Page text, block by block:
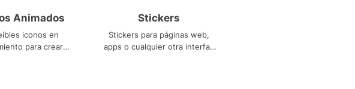
Animados
iconos en
para crear
Stickers
Stickers para páginas web,
apps o cualquier otra interfaz